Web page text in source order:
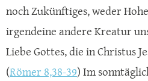
noch Zukünftiges, weder
irgendeine andere Kreatur
Liebe Gottes, die in Christus
(Römer 8,38-39) Im